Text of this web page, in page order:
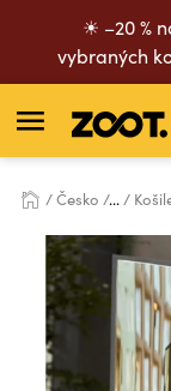
☀ –20 %
vybraných
Česko ...